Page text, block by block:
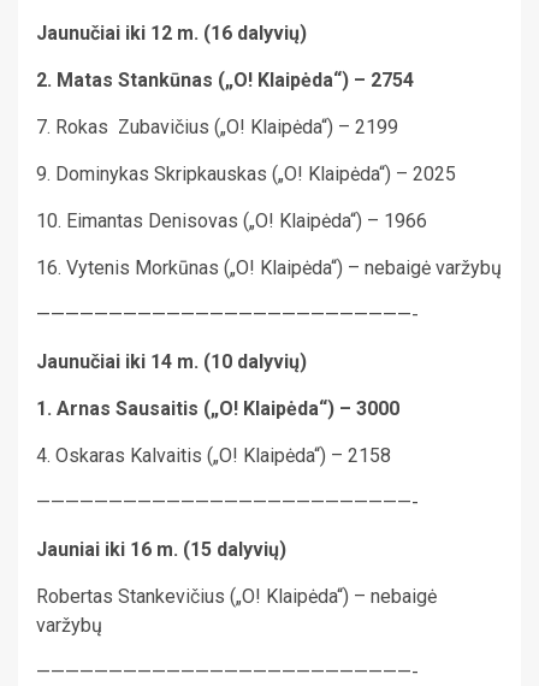
Jaunučiai iki 12 m. (16 dalyvių)
2. Matas Stankūnas („O! Klaipėda“) – 2754
7. Rokas Zubavičius („O! Klaipėda“) – 2199
9. Dominykas Skripkauskas („O! Klaipėda“) – 2025
10. Eimantas Denisovas („O! Klaipėda“) – 1966
16. Vytenis Morkūnas („O! Klaipėda“) – nebaigė varžybų
——————————————————————————-
Jaunučiai iki 14 m. (10 dalyvių)
1. Arnas Sausaitis („O! Klaipėda“) – 3000
4. Oskaras Kalvaitis („O! Klaipėda“) – 2158
——————————————————————————-
Jauniai iki 16 m. (15 dalyvių)
Robertas Stankevičius („O! Klaipėda“) – nebaigė
varžybų
——————————————————————————-